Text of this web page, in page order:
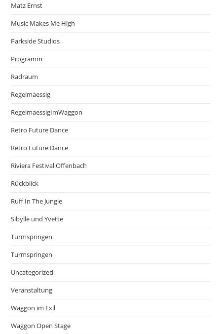
Matz Ernst
Music Makes Me High
Parkside Studios
Programm
Radraum
Regelmaessig
RegelmaessigImWaggon
Retro Future Dance
Retro Future Dance
Riviera Festival Offenbach
Rückblick
Ruff In The Jungle
Sibylle und Yvette
Turmspringen
Turmspringen
Uncategorized
Veranstaltung
Waggon im Exil
Waggon Open Stage